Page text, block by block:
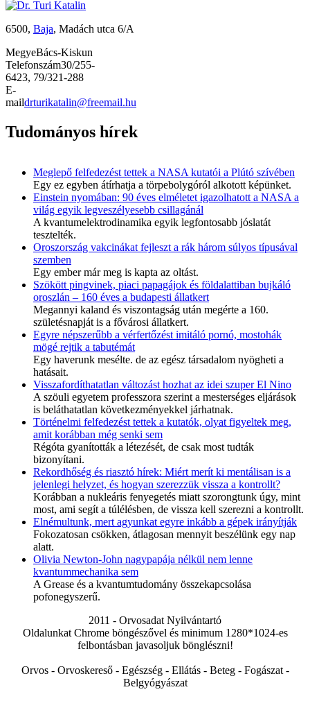
6500, Baja, Madách utca 6/A
MegyeBács-Kiskun
Telefonszám30/255-
6423, 79/321-288
E-
maildrturikatalin@freemail.hu
Tudományos hírek
Meglepő felfedezést tettek a NASA kutatói a Plútó szívében
Egy ez egyben átírhatja a törpebolygóról alkotott képünket.
Einstein nyomában: 90 éves elméletet igazolhatott a NASA a
világ egyik legveszélyesebb csillagánál
A kvantumelektrodinamika egyik legfontosabb jóslatát
tesztelték.
Oroszország vakcinákat fejleszt a rák három súlyos típusával
szemben
Egy ember már meg is kapta az oltást.
Szökött pingvinek, piaci papagájok és földalattiban bujkáló
oroszlán – 160 éves a budapesti állatkert
Megannyi kaland és viszontagság után megérte a 160.
születésnapját is a fővárosi állatkert.
Egyre népszerűbb a vérfertőzést imitáló pornó, mostohák
mögé rejtik a tabutémát
Egy haverunk mesélte. de az egész társadalom nyögheti a
hatásait.
Visszafordíthatatlan változást hozhat az idei szuper El Nino
A szöuli egyetem professzora szerint a mesterséges eljárások
is beláthatatlan következményekkel járhatnak.
Történelmi felfedezést tettek a kutatók, olyat figyeltek meg,
amit korábban még senki sem
Régóta gyanították a létezését, de csak most tudták
bizonyítani.
Rekordhőség és riasztó hírek: Miért merít ki mentálisan is a
jelenlegi helyzet, és hogyan szerezzük vissza a kontrollt?
Korábban a nukleáris fenyegetés miatt szorongtunk úgy, mint
most, ami segít a túlélésben, de vissza kell szerezni a kontrollt.
Elnémultunk, mert agyunkat egyre inkább a gépek irányítják
Fokozatosan csökken, átlagosan mennyit beszélünk egy nap
alatt.
Olivia Newton-John nagypapája nélkül nem lenne
kvantummechanika sem
A Grease és a kvantumtudomány összekapcsolása
pofonegyszerű.
2011 - Orvosadat Nyilvántartó
Oldalunkat Chrome böngészővel és minimum 1280*1024-es
felbontásban javasoljuk bönglészni!
Orvos - Orvoskereső - Egészség - Ellátás - Beteg - Fogászat -
Belgyógyászat